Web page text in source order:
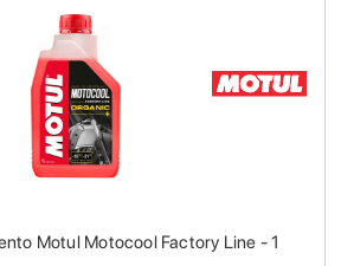
Motul Motocool Factory Line - 1